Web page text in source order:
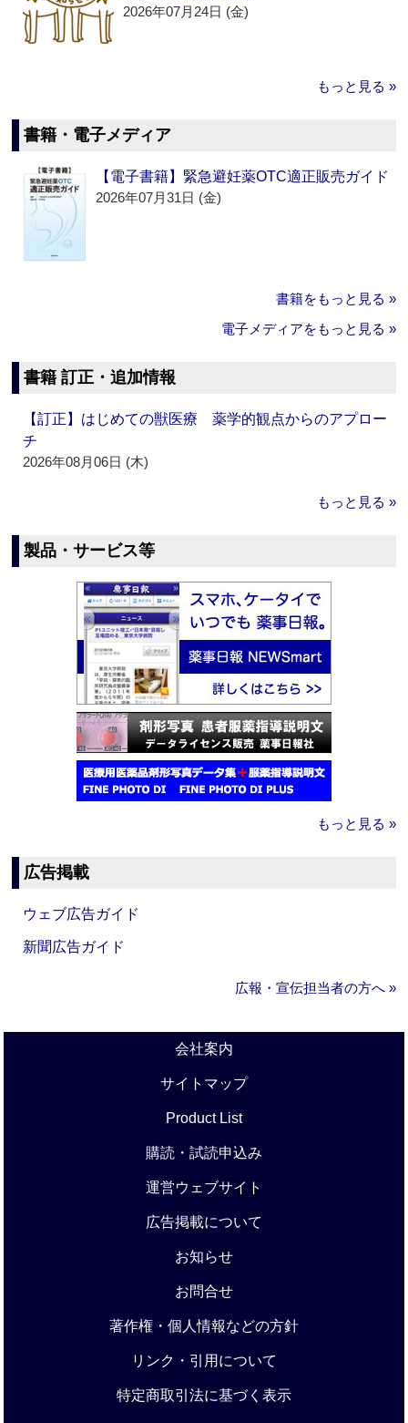
2026年07月24日 (金)
もっと見る »
書籍・電子メディア
【電子書籍】緊急避妊薬OTC適正販売ガイド
2026年07月31日 (金)
書籍をもっと見る »
電子メディアをもっと見る »
書籍 訂正・追加情報
【訂正】はじめての獣医療 薬学的観点からのアプロー
チ
2026年08月06日 (木)
もっと見る »
製品・サービス等
もっと見る »
広告掲載
ウェブ広告ガイド
新聞広告ガイド
広報・宣伝担当者の方へ »
会社案内
サイトマップ
Product List
購読・試読申込み
運営ウェブサイト
広告掲載について
お知らせ
お問合せ
著作権・個人情報などの方針
リンク・引用について
特定商取引法に基づく表示